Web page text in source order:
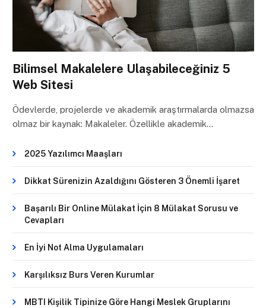
Bilimsel Makalelere Ulaşabileceğiniz 5
Web Sitesi
Ödevlerde, projelerde ve akademik araştırmalarda olmazsa
olmaz bir kaynak: Makaleler. Özellikle akademik…
2025 Yazılımcı Maaşları
Dikkat Sürenizin Azaldığını Gösteren 3 Önemli İşaret
Başarılı Bir Online Mülakat İçin 8 Mülakat Sorusu ve
Cevapları
En İyi Not Alma Uygulamaları
Karşılıksız Burs Veren Kurumlar
MBTI Kişilik Tipinize Göre Hangi Meslek Gruplarını